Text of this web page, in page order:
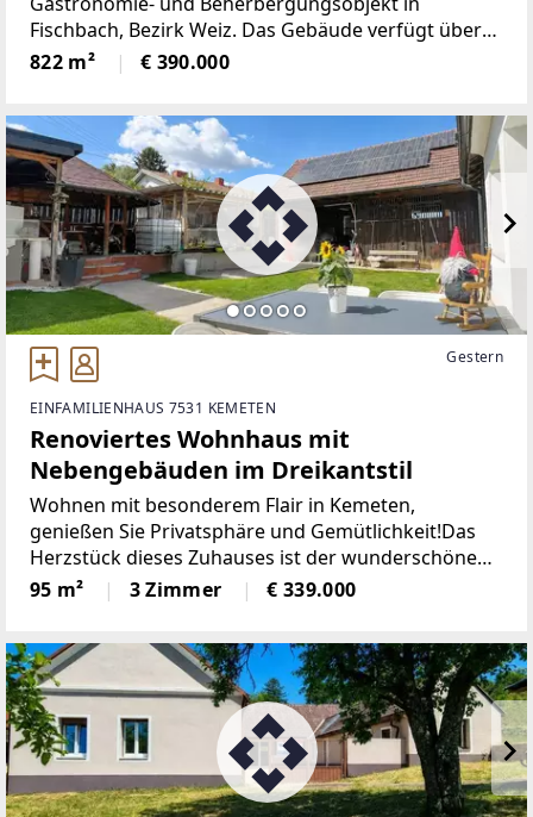
Fischbach, Bezirk Weiz. Das Gebäude verfügt über
ein gutbürgerliches Restaurant im Erdgeschoss mit
einer Nutzfläche von ca. 310 m², aufgeteilt in drei
822 m² € 390.000
Gestern
EINFAMILIENHAUS 7531 KEMETEN
Renoviertes Wohnhaus mit
Nebengebäuden im Dreikantstil
Wohnen mit besonderem Flair in Kemeten,
genießen Sie Privatsphäre und Gemütlichkeit!Das
Herzstück dieses Zuhauses ist der wunderschöne
Innenhof. Ein ganz besonderer Rückzugsort für
gemütliche Sommerabende, gesellige Stunden mit
95 m² 3 Zimmer € 339.000